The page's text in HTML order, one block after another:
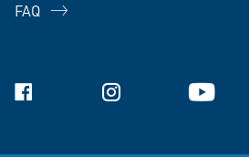
FAQ
Facebook Instagram YouTube